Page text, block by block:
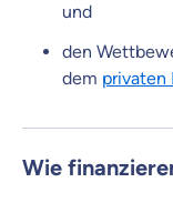
und
den
dem privaten
Wie